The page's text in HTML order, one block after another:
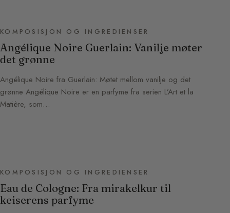
KOMPOSISJON OG INGREDIENSER
Angélique Noire Guerlain: Vanilje møter
det grønne
Angélique Noire fra Guerlain: Møtet mellom vanilje og det
grønne Angélique Noire er en parfyme fra serien L’Art et la
Matière, som…
KOMPOSISJON OG INGREDIENSER
Eau de Cologne: Fra mirakelkur til
keiserens parfyme